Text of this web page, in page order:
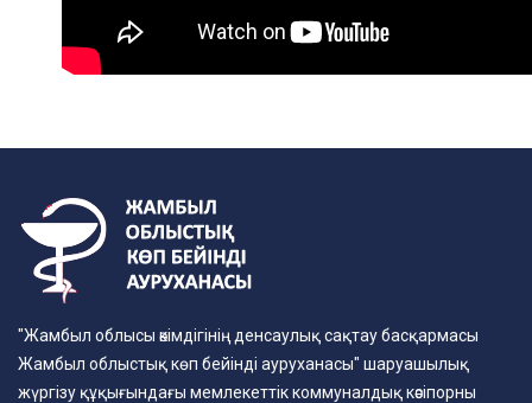
"Жамбыл облысы әкімдігінің денсаулық сақтау басқармасы
Жамбыл облыстық көп бейінді ауруханасы" шаруашылық
жүргізу құқығындағы мемлекеттік коммуналдық кәсіпорны